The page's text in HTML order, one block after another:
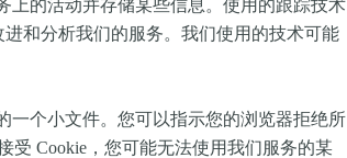
上的活动并存储某些信息。使用的跟踪技术
和分析我们的服务。我们使用的技术可能
一个小文件。您可以指示您的浏览器拒绝所
受 Cookie，您可能无法使用我们服务的某